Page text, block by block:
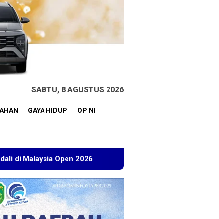
SABTU, 8 AGUSTUS 2026
GAYA HIDUP OPINI
Open 2026 Kuasa Hukum BT Minta Dakwaan Korupsi